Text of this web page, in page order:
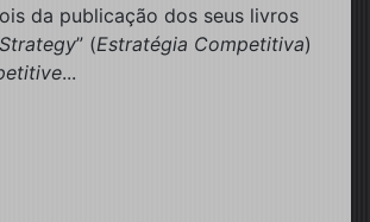
da publicação dos seus livros
” (Estratégia Competitiva)
...